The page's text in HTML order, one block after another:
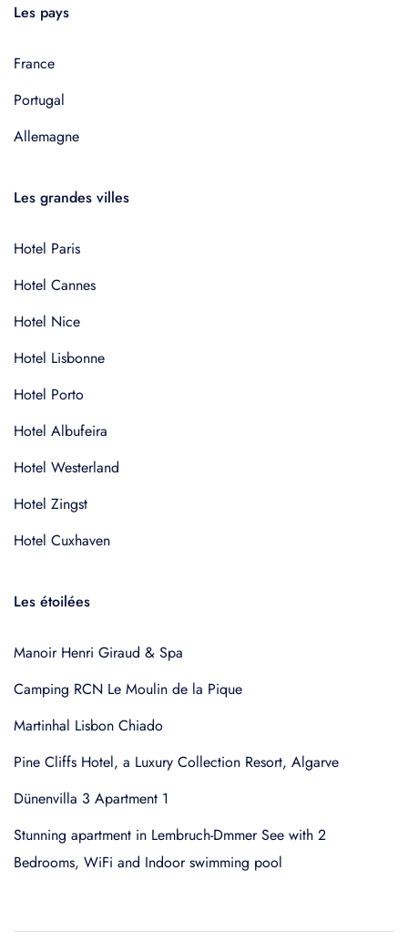
Les pays
France
Portugal
Allemagne
Les grandes villes
Hotel Paris
Hotel Cannes
Hotel Nice
Hotel Lisbonne
Hotel Porto
Hotel Albufeira
Hotel Westerland
Hotel Zingst
Hotel Cuxhaven
Les étoilées
Manoir Henri Giraud & Spa
Camping RCN Le Moulin de la Pique
Martinhal Lisbon Chiado
Pine Cliffs Hotel, a Luxury Collection Resort, Algarve
Dünenvilla 3 Apartment 1
Stunning apartment in Lembruch-Dmmer See with 2
Bedrooms, WiFi and Indoor swimming pool